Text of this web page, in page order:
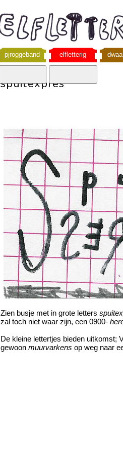
pjroggeband elfletterig
spuitexpres
Zien busje met in grote letters
zal toch niet waar zijn, een 0900-
De kleine lettertjes bieden uitkomst;
gewoon muurvarkens op weg naar